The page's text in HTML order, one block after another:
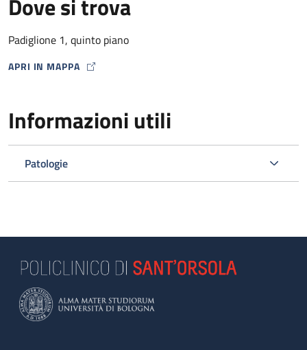
Dove si trova
Padiglione 1, quinto piano
APRI IN MAPPA
MAP ICON
Informazioni utili
Patologie